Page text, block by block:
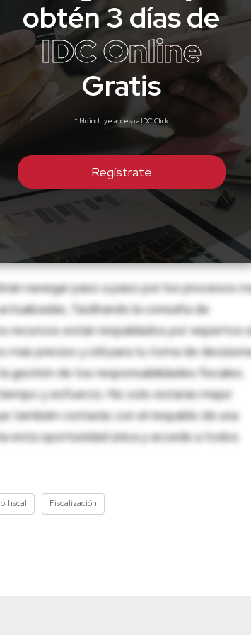
obtén 3 días de
IDC Online
Gratis
* No incluye acceso a IDC Click
Regístrate
navegar paso a paso por los procesos
facilitando la consulta de
recursos están respaldados por expertos
más preciso y útil para tu toma de
gestión de tus responsabilidades fiscales,
y esfuerzo. No solo estarás mejor
también contarás con el respaldo de una
esta oportunidad única y accede a todos
fiscal Fiscalización